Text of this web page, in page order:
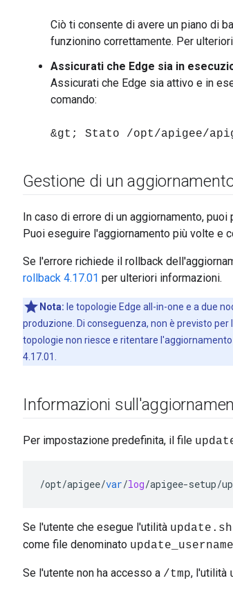
Ciò ti consente di avere un piano di
funzionino correttamente. Per
Assicurati che Edge sia in
Assicurati che Edge sia attivo e in
comando:
&gt; Stato /opt/apigee/
Gestione di un
In caso di errore di un aggiornamento,
Puoi eseguire l'aggiornamento più volte e
Se l'errore richiede il rollback
rollback 4.17.01 per ulteriori informazioni.
Nota: le topologie Edge all-in-one e a due
produzione. Di conseguenza, non è previsto
topologie non riesce e ritentare
4.17.01.
Informazioni
Per impostazione predefinita, il file
/opt/apigee/var/log/apigee-setup/
Se l'utente che esegue l'utilità update.sh
come file denominato
Se l'utente non ha accesso a /tmp, l'utilità